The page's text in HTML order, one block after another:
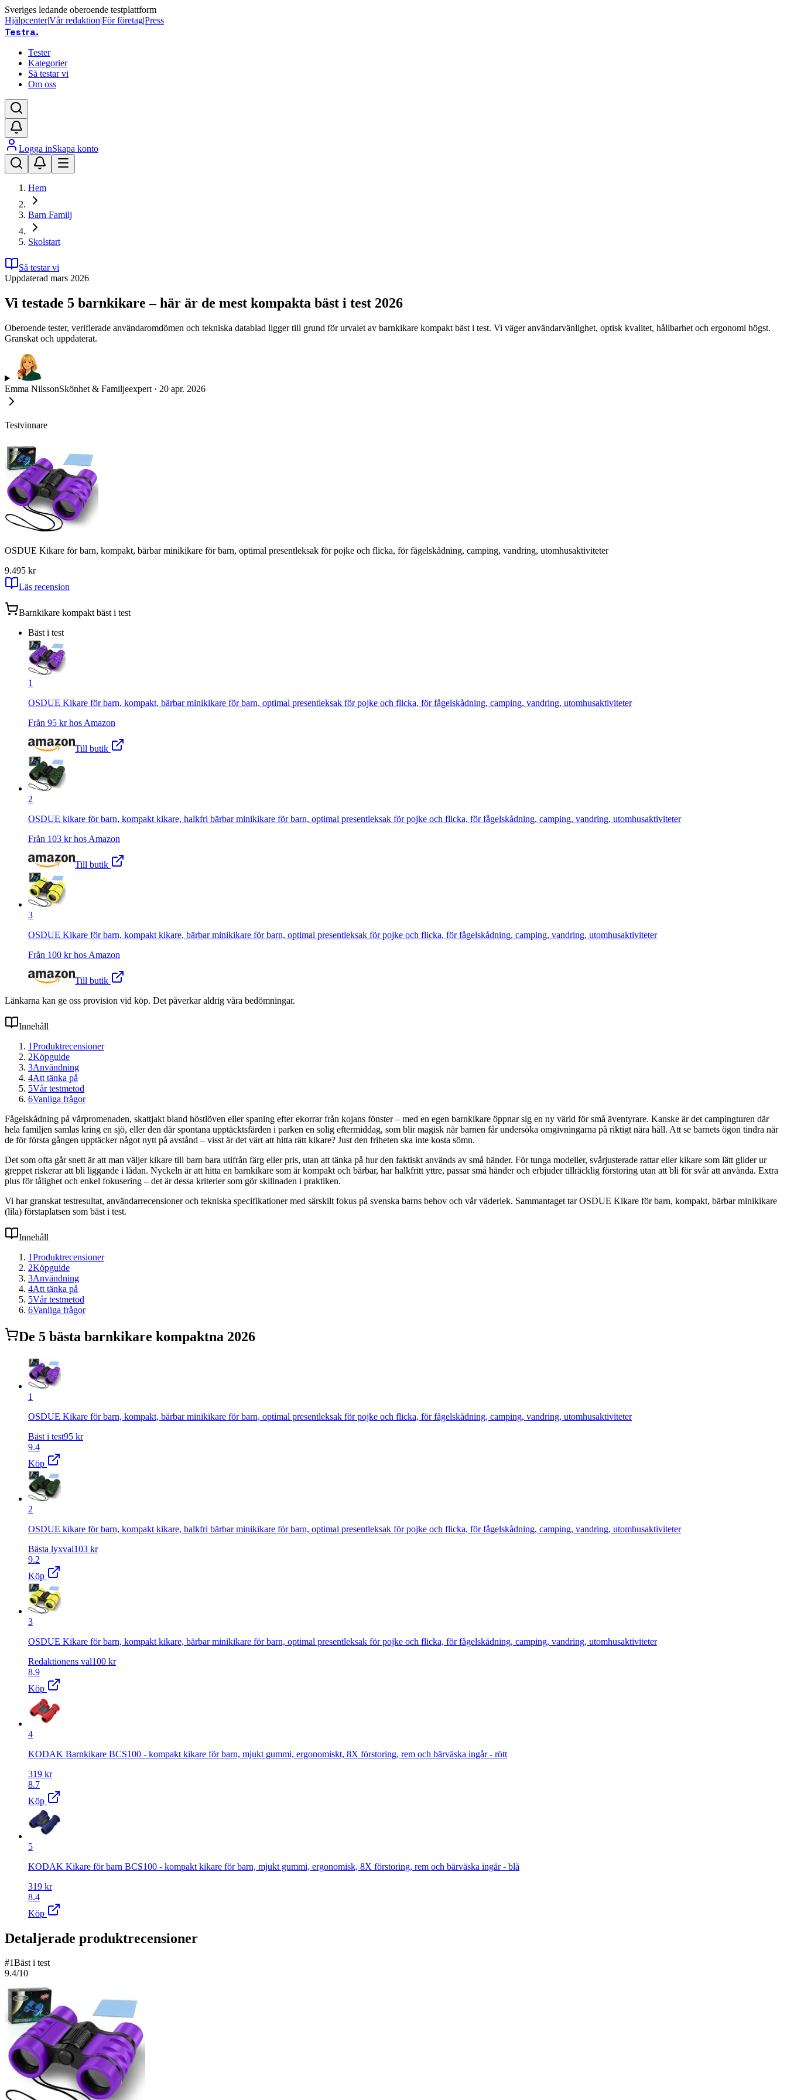
Sveriges ledande oberoende testplattform
Hjälpcenter|Vår redaktion|För företag|Press
Testra.
Tester
Kategorier
Så testar vi
Om oss
Logga inSkapa konto
Hem
Barn Familj
Skolstart
Så testar vi
Uppdaterad mars 2026
Vi testade 5 barnkikare – här är de mest kompakta bäst i test 2026
Oberoende tester, verifierade användaromdömen och tekniska datablad ligger till grund för urvalet av barnkikare kompakt bäst i test. Vi väger användarvänlighet, optisk kvalitet, hållbarhet och ergonomi högst.
Granskat och uppdaterat.
Emma NilssonSkönhet & Familjeexpert · 20 apr. 2026
Testvinnare
OSDUE Kikare för barn, kompakt, bärbar minikikare för barn, optimal presentleksak för pojke och flicka, för fågelskådning, camping, vandring, utomhusaktiviteter
9.495 kr
Läs recension
Barnkikare kompakt bäst i test
Bäst i test
1
OSDUE Kikare för barn, kompakt, bärbar minikikare för barn, optimal presentleksak för pojke och flicka, för fågelskådning, camping, vandring, utomhusaktiviteter
Från 95 kr hos Amazon
Till butik
2
OSDUE kikare för barn, kompakt kikare, halkfri bärbar minikikare för barn, optimal presentleksak för pojke och flicka, för fågelskådning, camping, vandring, utomhusaktiviteter
Från 103 kr hos Amazon
Till butik
3
OSDUE Kikare för barn, kompakt kikare, bärbar minikikare för barn, optimal presentleksak för pojke och flicka, för fågelskådning, camping, vandring, utomhusaktiviteter
Från 100 kr hos Amazon
Till butik
Länkarna kan ge oss provision vid köp. Det påverkar aldrig våra bedömningar.
Innehåll
1Produktrecensioner
2Köpguide
3Användning
4Att tänka på
5Vår testmetod
6Vanliga frågor
Fågelskådning på vårpromenaden, skattjakt bland höstlöven eller spaning efter ekorrar från kojans fönster – med en egen barnkikare öppnar sig en ny värld för små äventyrare. Kanske är det campingturen där
hela familjen samlas kring en sjö, eller den där spontana upptäcktsfärden i parken en solig eftermiddag, som blir magisk när barnen får undersöka omgivningarna på riktigt nära håll. Att se barnets ögon tindra när
de för första gången upptäcker något nytt på avstånd – visst är det värt att hitta rätt kikare? Just den friheten ska inte kosta sömn.
Det som ofta går snett är att man väljer kikare till barn bara utifrån färg eller pris, utan att tänka på hur den faktiskt används av små händer. För tunga modeller, svårjusterade rattar eller kikare som lätt glider ur
greppet riskerar att bli liggande i lådan. Nyckeln är att hitta en barnkikare som är kompakt och bärbar, har halkfritt yttre, passar små händer och erbjuder tillräcklig förstoring utan att bli för svår att använda. Extra
plus för tålighet och enkel fokusering – det är dessa kriterier som gör skillnaden i praktiken.
Vi har granskat testresultat, användarrecensioner och tekniska specifikationer med särskilt fokus på svenska barns behov och vår väderlek. Sammantaget tar OSDUE Kikare för barn, kompakt, bärbar minikikare
(lila) förstaplatsen som bäst i test.
Innehåll
1Produktrecensioner
2Köpguide
3Användning
4Att tänka på
5Vår testmetod
6Vanliga frågor
De 5 bästa barnkikare kompaktna 2026
1
OSDUE Kikare för barn, kompakt, bärbar minikikare för barn, optimal presentleksak för pojke och flicka, för fågelskådning, camping, vandring, utomhusaktiviteter
Bäst i test95 kr
9.4
Köp
2
OSDUE kikare för barn, kompakt kikare, halkfri bärbar minikikare för barn, optimal presentleksak för pojke och flicka, för fågelskådning, camping, vandring, utomhusaktiviteter
Bästa lyxval103 kr
9.2
Köp
3
OSDUE Kikare för barn, kompakt kikare, bärbar minikikare för barn, optimal presentleksak för pojke och flicka, för fågelskådning, camping, vandring, utomhusaktiviteter
Redaktionens val100 kr
8.9
Köp
4
KODAK Barnkikare BCS100 - kompakt kikare för barn, mjukt gummi, ergonomiskt, 8X förstoring, rem och bärväska ingår - rött
319 kr
8.7
Köp
5
KODAK Kikare för barn BCS100 - kompakt kikare för barn, mjukt gummi, ergonomisk, 8X förstoring, rem och bärväska ingår - blå
319 kr
8.4
Köp
Detaljerade produktrecensioner
#1Bäst i test
9.4/10